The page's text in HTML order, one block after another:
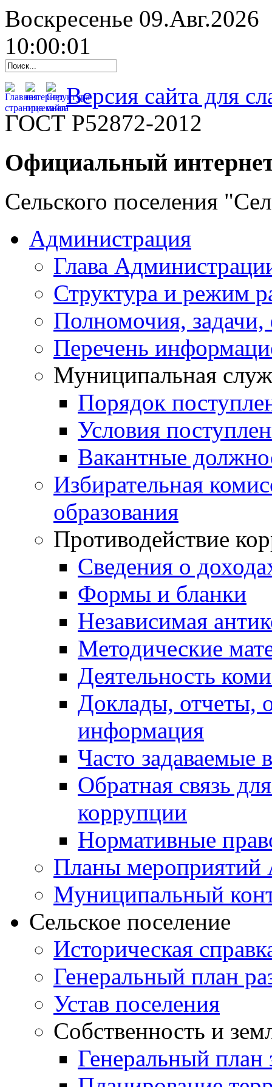
Воскресенье 09.Авг.2026
10:00:02
Версия сайта для
ГОСТ Р52872-2012
Официальный
Сельского поселения
Администрация
Глава
Структура и режим
Полномочия,
Перечень
Муниципальная
Порядок
Условия
Вакантные
Избирательная
образования
Противодействие
Сведения о
Формы и бланки
Независимая
Методические
Деятельность
Доклады, отчеты,
информация
Часто задаваемые
Обратная связь
коррупции
Нормативные
Планы мероприятий
Муниципальный
Сельское поселение
Историческая
Генеральный план
Устав поселения
Собственность и
Генеральный план